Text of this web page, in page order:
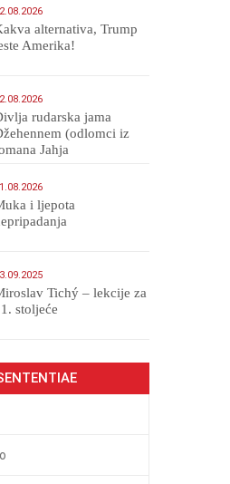
alternativa, Trump
Amerika!
rudarska jama
(odlomci iz
Jahja
i ljepota
Tichý – lekcije za
stoljeće